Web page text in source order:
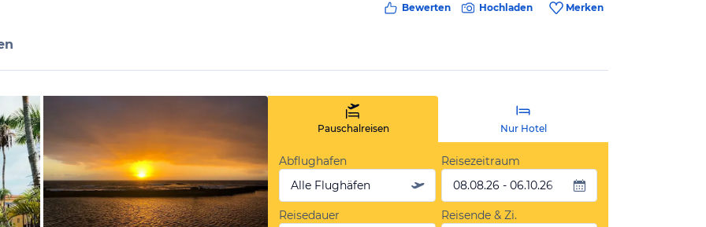
Bewerten Hochladen Merken
Pauschalreisen Nur Hotel
Abflughafen
Alle Flughäfen
Reisezeitraum
08.08.26 - 06.10.26
Reisedauer
Reisende & Zi.